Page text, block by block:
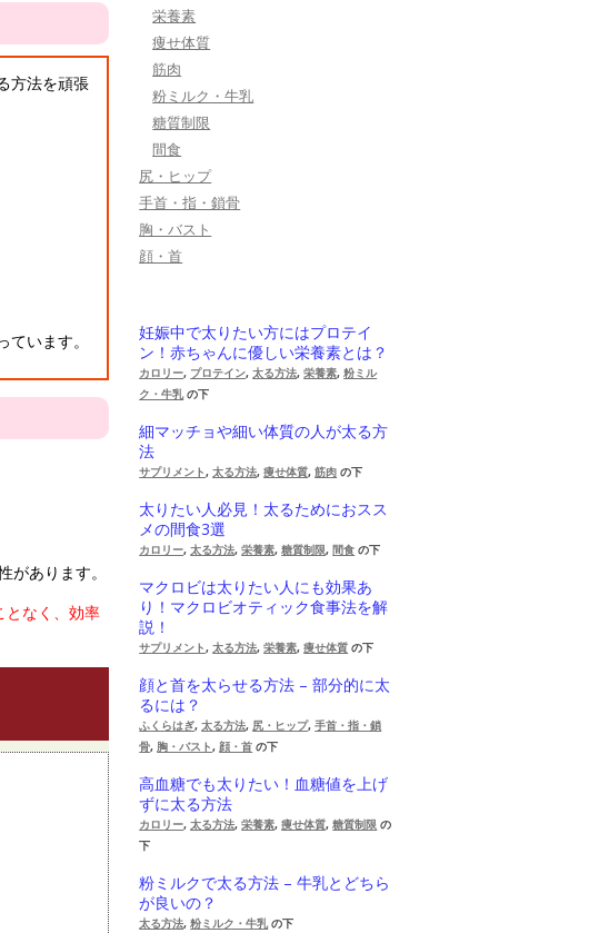
方法を頑張
います。
あります。
となく、効率
栄養素
痩せ体質
筋肉
粉ミルク・牛乳
糖質制限
間食
尻・ヒップ
手首・指・鎖骨
胸・バスト
顔・首
妊娠中で太りたい方にはプロテイ
ン！赤ちゃんに優しい栄養素とは？
カロリー, プロテイン,太る方法,栄養素,粉ミル
ク・牛乳の下
細マッチョや細い体質の人が太る方
法
サプリメント,太る方法,痩せ体質,筋肉 の下
太りたい人必見！太るためにおスス
メの間食3選
カロリー,太る方法,栄養素,糖質制限,間食 の下
マクロビは太りたい人にも効果あ
り！マクロビオティック食事法を解
説！
サプリメント,太る方法,栄養素,痩せ体質 の下
顔と首を太らせる方法 – 部分的に太
るには？
ふくらはぎ,太る方法, 尻・ヒップ,手首・指・鎖
骨,胸・バスト,顔・首 の下
高血糖でも太りたい！血糖値を上げ
ずに太る方法
カロリー,太る方法,栄養素,痩せ体質,糖質制限 の
下
粉ミルクで太る方法 – 牛乳とどちら
が良いの？
太る方法,粉ミルク・牛乳の下